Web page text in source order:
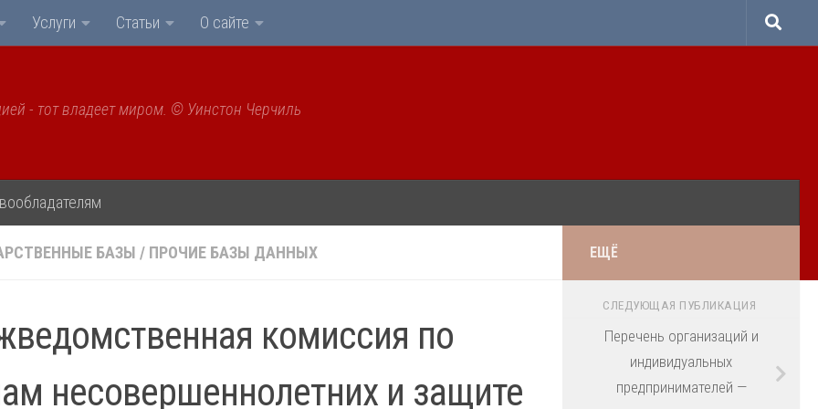
Услуги Статьи О сайте
- тот владеет миром. © Уинстон Черчиль
БАЗЫ / ПРОЧИЕ БАЗЫ ДАННЫХ
комиссия по
несовершеннолетних и защите
ЕЩЁ
СЛЕДУЮЩАЯ ПУБЛИКАЦИЯ
Перечень организаций и
индивидуальных
предпринимателей —